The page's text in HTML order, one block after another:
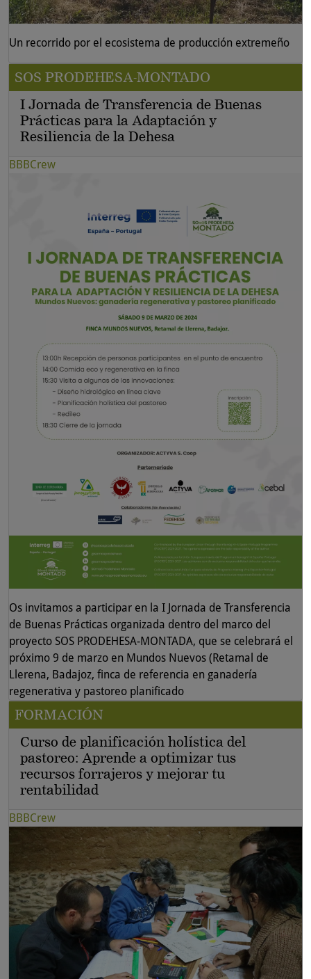
Un recorrido por el ecosistema de producción extremeño
SOS PRODEHESA-MONTADO
I Jornada de Transferencia de Buenas
Prácticas para la Adaptación y
Resiliencia de la Dehesa
BBBCrew
Os invitamos a participar en la I Jornada de Transferencia
de Buenas Prácticas organizada dentro del marco del
proyecto SOS PRODEHESA-MONTADA, que se celebrará el
próximo 9 de marzo en Mundos Nuevos (Retamal de
Llerena, Badajoz, finca de referencia en ganadería
regenerativa y pastoreo planificado
FORMACIÓN
Curso de planificación holística del
pastoreo: Aprende a optimizar tus
recursos forrajeros y mejorar tu
rentabilidad
BBBCrew